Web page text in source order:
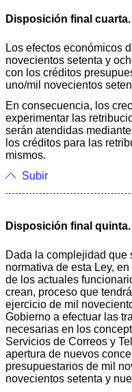
Disposición final cuarta.
Los efectos económicos
novecientos setenta y
con los créditos
uno/mil novecientos
En consecuencia, los
experimentar las
serán atendidas
los créditos para las
mismos.
Subir
Disposición final quinta.
Dada la complejidad
normativa de esta Ley,
de los actuales
crean, proceso que
ejercicio de mil
Gobierno a efectuar las
necesarias en los
Servicios de Correos y
apertura de nuevos
presupuestarios de mil
novecientos setenta y